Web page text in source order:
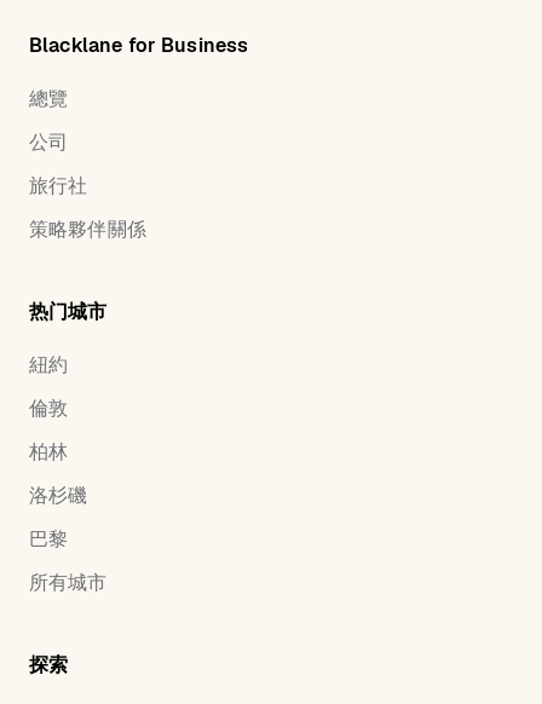
Blacklane for Business
總覽
公司
旅行社
策略夥伴關係
热门城市
紐約
倫敦
柏林
洛杉磯
巴黎
所有城市
探索